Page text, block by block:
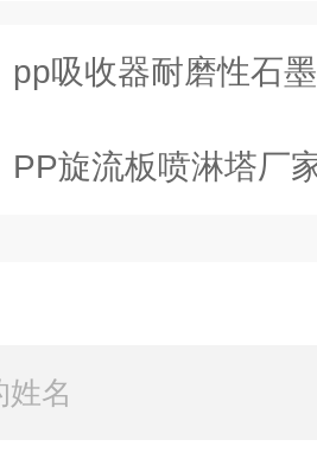
pp吸收器耐磨性石
PP旋流板喷淋塔厂